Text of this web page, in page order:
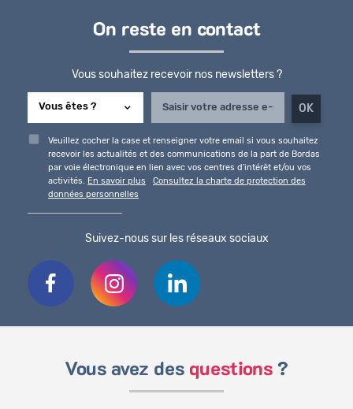
On reste en contact
Vous souhaitez recevoir nos newsletters ?
Veuillez cocher la case et renseigner votre email si vous souhaitez
recevoir les actualités et des communications de la part de Bordas
par voie électronique en lien avec vos centres d'intérêt et/ou vos
activités.
En savoir plus
Consultez la charte de protection des
données personnelles
Suivez-nous sur les réseaux sociaux
Vous avez des questions ?